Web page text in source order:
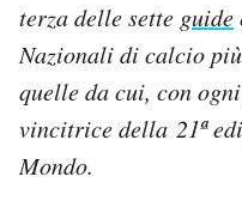
SHOP
CALENDARIO
AREA PERSONALE
terza delle sette guide
Nazionali di calcio
quelle da cui, con
vincitrice della 21ª
Mondo.